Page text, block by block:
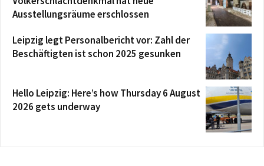
Ausstellungsräume erschlossen
Leipzig legt Personalbericht vor: Zahl der
Beschäftigten ist schon 2025 gesunken
Hello Leipzig: Here’s how Thursday 6 August
2026 gets underway